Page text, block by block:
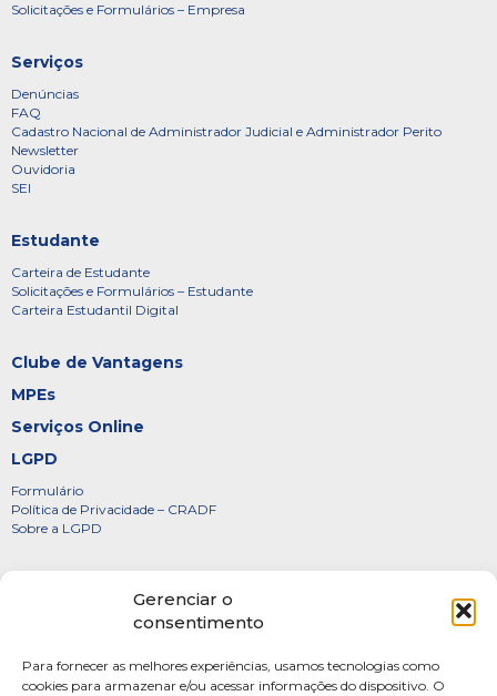
Gerenciar o
consentimento
Para fornecer as melhores experiências, usamos tecnologias como
cookies para armazenar e/ou acessar informações do dispositivo. O
Solicitações e Formulários – Empresa
Serviços
Denúncias
FAQ
Cadastro Nacional de Administrador Judicial e Administrador Perito
Newsletter
Ouvidoria
SEI
Estudante
Carteira de Estudante
Solicitações e Formulários – Estudante
Carteira Estudantil Digital
Clube de Vantagens
MPEs
Serviços Online
LGPD
Formulário
Política de Privacidade – CRADF
Sobre a LGPD
Diretoria